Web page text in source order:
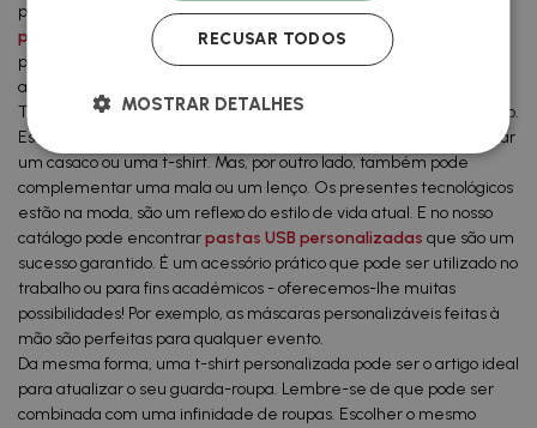
personalizáveis para o pequeno-almoço,cadernos
personalizados
para fazer anotações e abridores de garrafas
personalizáveis para brindar com uma bebida muito especial e
assim por diante.
Também apresentamos crachás para personalizar qualquer estilo.
Este é um detalhe personalizado para eventos, ideal para decorar
um casaco ou uma t-shirt. Mas, por outro lado, também pode
complementar uma mala ou um lenço. Os presentes tecnológicos
estão na moda, são um reflexo do estilo de vida atual. E no nosso
catálogo pode encontrarpastas USB personalizadas que são um
sucesso garantido. É um acessório prático que pode ser utilizado no
trabalho ou para fins académicos - oferecemos-lhe muitas
possibilidades! Por exemplo, as máscaras personalizáveis feitas à
mão são perfeitas para qualquer evento.
Da mesma forma, uma t-shirt personalizada pode ser o artigo ideal
para atualizar o seu guarda-roupa. Lembre-se de que pode ser
combinada com uma infinidade de roupas. Escolher o mesmo
RECUSAR TODOS
MOSTRAR DETALHES